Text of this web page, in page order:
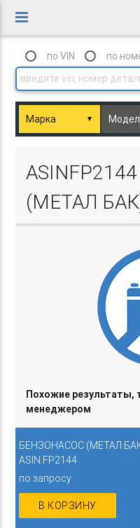
по VIN по
▼
(МЕТАЛ
БЕНЗОНАСОС (МЕТАЛ
ASIN.FP2144
по запросу
В КОРЗИНУ
Похожие результаты,
менеджером